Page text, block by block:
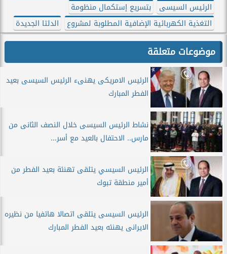
الرئيس السيسى
بتسريع إستكمال منظومة
التغذية الكهربائية الإضافية المطلوبة لمشروع
الدلتا الجديدة
موضوعات متعلقة
الرئيس الامريكى يهنىء الرئيس السيسى بعيد
الفطر المبارك
نشاط الرئيس السيسى خلال النصف الثانى من
مارس.. الاحتفال بالعيد مع أسر...
الرئيس السيسي يتلقى تهنئة بعيد الفطر من
أمير منطقة تبوك
الرئيس السيسى يتلقى اتصالا هاتفيا من نظيره
الايرانى يهنئه بعيد الفطر المبارك